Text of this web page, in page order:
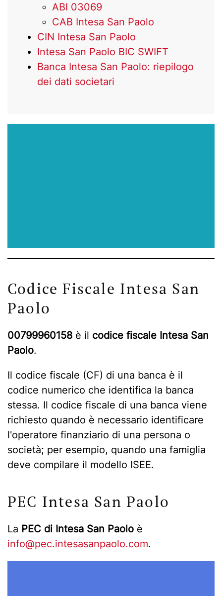
ABI 03069
CAB Intesa San Paolo
CIN Intesa San Paolo
Intesa San Paolo BIC SWIFT
Banca Intesa San Paolo: riepilogo
dei dati societari
Codice Fiscale Intesa San
Paolo
00799960158 è il codice fiscale Intesa San
Paolo.
Il codice fiscale (CF) di una banca è il
codice numerico che identifica la banca
stessa. Il codice fiscale di una banca viene
richiesto quando è necessario identificare
l'operatore finanziario di una persona o
società; per esempio, quando una famiglia
deve compilare il modello ISEE.
PEC Intesa San Paolo
La PEC di Intesa San Paolo è
info@pec.intesasanpaolo.com.